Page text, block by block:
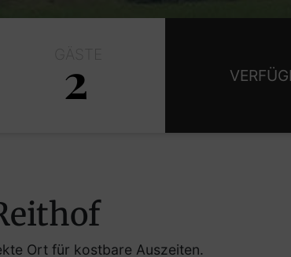
2
Ort für kostbare Auszeiten.